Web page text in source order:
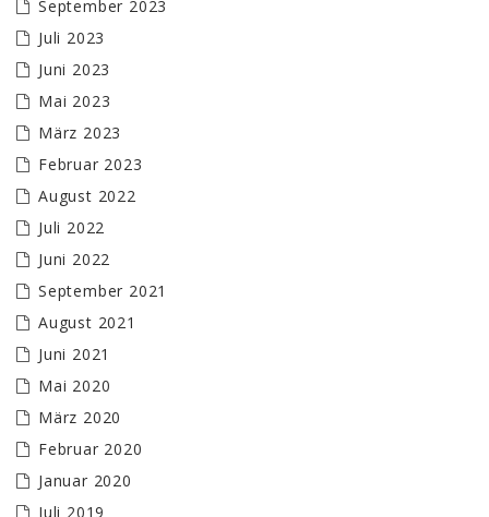
September 2023
Juli 2023
Juni 2023
Mai 2023
März 2023
Februar 2023
August 2022
Juli 2022
Juni 2022
September 2021
August 2021
Juni 2021
Mai 2020
März 2020
Februar 2020
Januar 2020
Juli 2019